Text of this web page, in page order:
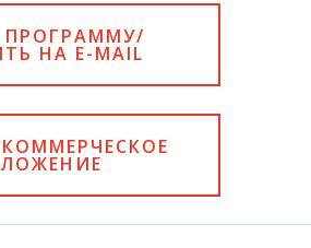
ПРОГРАММУ/
НА E-MAIL